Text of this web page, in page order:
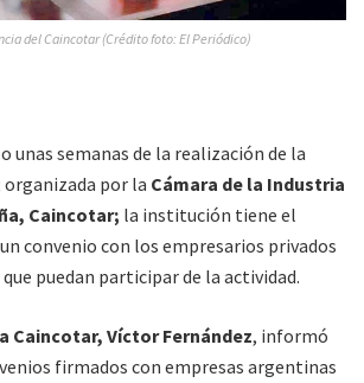
del Caincotar (Crédito foto: El Periódico)
unas semanas de la realización de la
organizada por la Cámara de la Industria
Caincotar; la institución tiene el
convenio con los empresarios privados
puedan participar de la actividad.
Caincotar, Víctor Fernández, informó
firmados con empresas argentinas